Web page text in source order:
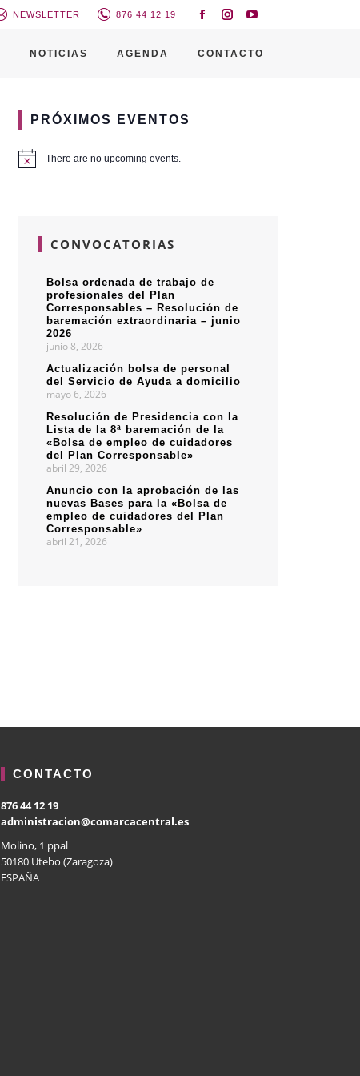
NEWSLETTER 876 44 12 19
NOTICIAS AGENDA CONTACTO
PRÓXIMOS EVENTOS
There are no upcoming events.
CONVOCATORIAS
Bolsa ordenada de trabajo de
profesionales del Plan
Corresponsables – Resolución de
baremación extraordinaria – junio
2026
junio 8, 2026
Actualización bolsa de personal
del Servicio de Ayuda a domicilio
mayo 6, 2026
Resolución de Presidencia con la
Lista de la 8ª baremación de la
«Bolsa de empleo de cuidadores
del Plan Corresponsable»
abril 29, 2026
Anuncio con la aprobación de las
nuevas Bases para la «Bolsa de
empleo de cuidadores del Plan
Corresponsable»
abril 21, 2026
CONTACTO
876 44 12 19
administracion@comarcacentral.es
Molino, 1 ppal
50180 Utebo (Zaragoza)
ESPAÑA